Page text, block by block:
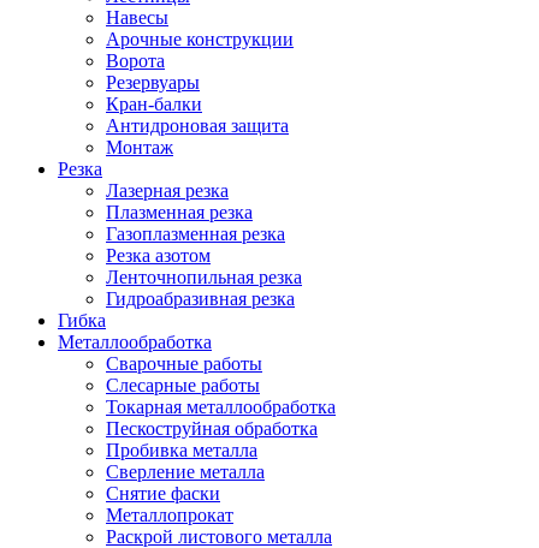
Навесы
Арочные конструкции
Ворота
Резервуары
Кран-балки
Антидроновая защита
Монтаж
Резка
Лазерная резка
Плазменная резка
Газоплазменная резка
Резка азотом
Ленточнопильная резка
Гидроабразивная резка
Гибка
Металлообработка
Сварочные работы
Слесарные работы
Токарная металлообработка
Пескоструйная обработка
Пробивка металла
Сверление металла
Снятие фаски
Металлопрокат
Раскрой листового металла